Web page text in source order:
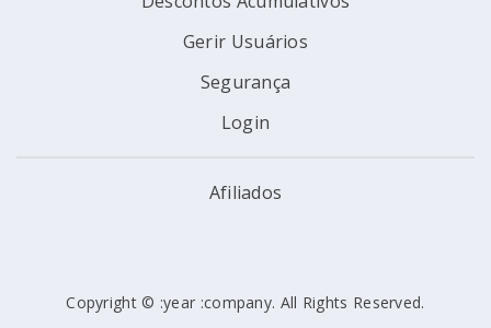
Gerir Usuários
Segurança
Login
Afiliados
Copyright © :year :company. All Rights Reserved.